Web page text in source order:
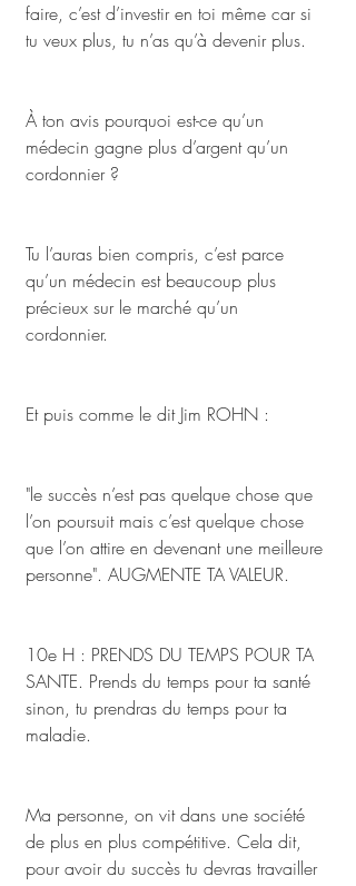
faire, c’est d’investir en toi même car si
tu veux plus, tu n’as qu’à devenir plus.
À ton avis pourquoi est-ce qu’un
médecin gagne plus d’argent qu’un
cordonnier ?
Tu l’auras bien compris, c’est parce
qu’un médecin est beaucoup plus
précieux sur le marché qu’un
cordonnier.
Et puis comme le dit Jim ROHN :
"le succès n’est pas quelque chose que
l’on poursuit mais c’est quelque chose
que l’on attire en devenant une meilleure
personne". AUGMENTE TA VALEUR.
10e H : PRENDS DU TEMPS POUR TA
SANTE. Prends du temps pour ta santé
sinon, tu prendras du temps pour ta
maladie.
Ma personne, on vit dans une société
de plus en plus compétitive. Cela dit,
pour avoir du succès tu devras travailler